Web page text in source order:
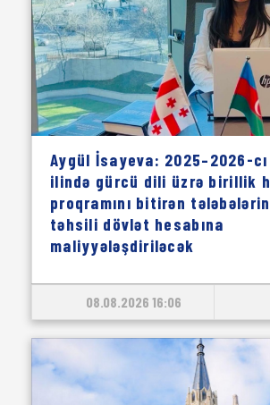
Aygül İsayeva: 2025–2026-
ilində gürcü dili üzrə birillik
proqramını bitirən
təhsili dövlət hesabına
maliyyələşdiriləcək
08.08.2026 16:06